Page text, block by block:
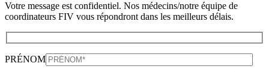
Votre message est confidentiel. Nos médecins/notre équipe de
coordinateurs FIV vous répondront dans les meilleurs délais.
PRÉNOM